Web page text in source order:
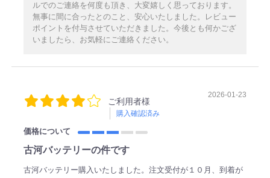
ルでのご連絡を何度も頂き、大変嬉しく思っております。
無事に間に合ったとのこと、安心いたしました。レビュー
ポイントを付与させていただきました。今後とも何かござ
いましたら、お気軽にご連絡ください。
ご利用者様
購入確認済み
2026-01-23
価格について
古河バッテリーの件です
古河バッテリー購入いたしました。注文受付が１０月、到着が